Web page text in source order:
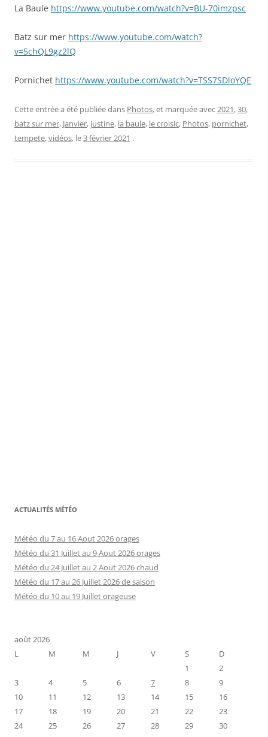
La Baule https://www.youtube.com/watch?v=BU-70imzpsc
Batz sur mer https://www.youtube.com/watch?
v=5chQL9gz2lQ
Pornichet https://www.youtube.com/watch?v=TSS7SDloYQE
Cette entrée a été publiée dans Photos, et marquée avec2021,30,
batz sur mer, Janvier, justine, la baule, le croisic, Photos, pornichet,
tempete,vidéos, le3 février 2021 .
ACTUALITÉS MÉTÉO
Météo du 7 au 16 Aout 2026 orages
Météo du 31 Juillet au 9 Aout 2026 orages
Météo du 24 Juillet au 2 Aout 2026 chaud
Météo du 17 au 26 Juillet 2026 de saison
Météo du 10 au 19 Juillet orageuse
août 2026
L
M M J V S
D
1
2
3
4 5 6 7 8
9
10
11 12 13 14 15
16
17
18 19 20 21 22
23
24
25 26 27 28 29
30